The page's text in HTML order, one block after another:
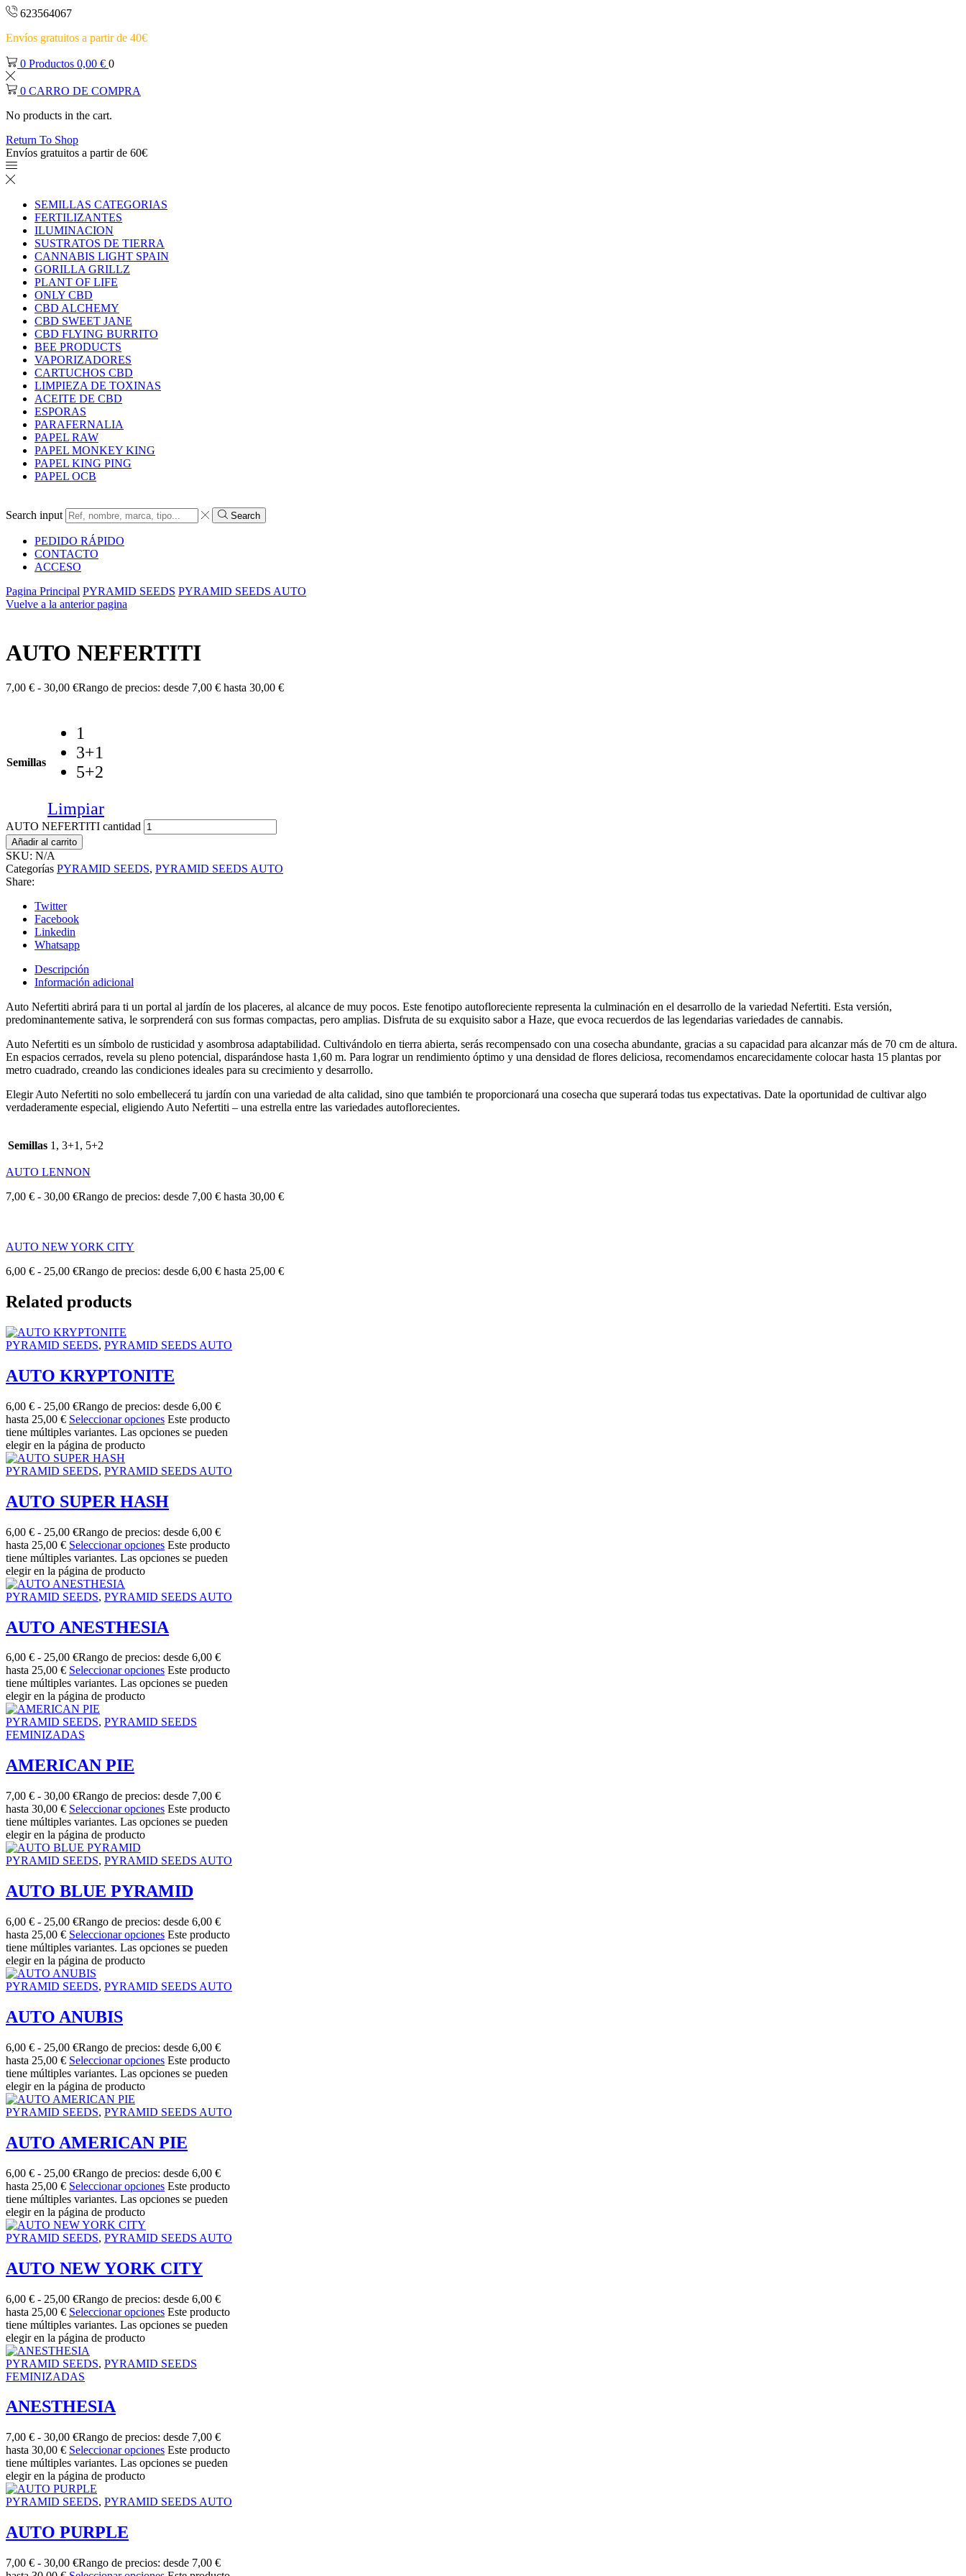
623564067
Envíos gratuitos a partir de 40€
0 Productos 0,00 € 0
0 CARRO DE COMPRA
No products in the cart.
Return To Shop
Envíos gratuitos a partir de 60€
SEMILLAS CATEGORIAS
FERTILIZANTES
ILUMINACION
SUSTRATOS DE TIERRA
CANNABIS LIGHT SPAIN
GORILLA GRILLZ
PLANT OF LIFE
ONLY CBD
CBD ALCHEMY
CBD SWEET JANE
CBD FLYING BURRITO
BEE PRODUCTS
VAPORIZADORES
CARTUCHOS CBD
LIMPIEZA DE TOXINAS
ACEITE DE CBD
ESPORAS
PARAFERNALIA
PAPEL RAW
PAPEL MONKEY KING
PAPEL KING PING
PAPEL OCB
Search input Search
PEDIDO RÁPIDO
CONTACTO
ACCESO
Pagina Principal PYRAMID SEEDS PYRAMID SEEDS AUTO
Vuelve a la anterior pagina
AUTO NEFERTITI
7,00 € - 30,00 €Rango de precios: desde 7,00 € hasta 30,00 €
Semillas
1
3+1
5+2
Limpiar
AUTO NEFERTITI cantidad
Añadir al carrito
SKU: N/A
Categorías PYRAMID SEEDS, PYRAMID SEEDS AUTO
Share:
Twitter
Facebook
Linkedin
Whatsapp
Descripción
Información adicional
Auto Nefertiti abrirá para ti un portal al jardín de los placeres, al alcance de muy pocos. Este fenotipo autofloreciente representa la culminación en el desarrollo de la variedad Nefertiti. Esta versión,
predominantemente sativa, le sorprenderá con sus formas compactas, pero amplias. Disfruta de su exquisito sabor a Haze, que evoca recuerdos de las legendarias variedades de cannabis.
Auto Nefertiti es un símbolo de rusticidad y asombrosa adaptabilidad. Cultivándolo en tierra abierta, serás recompensado con una cosecha abundante, gracias a su capacidad para alcanzar más de 70 cm de altura.
En espacios cerrados, revela su pleno potencial, disparándose hasta 1,60 m. Para lograr un rendimiento óptimo y una densidad de flores deliciosa, recomendamos encarecidamente colocar hasta 15 plantas por
metro cuadrado, creando las condiciones ideales para su crecimiento y desarrollo.
Elegir Auto Nefertiti no solo embellecerá tu jardín con una variedad de alta calidad, sino que también te proporcionará una cosecha que superará todas tus expectativas. Date la oportunidad de cultivar algo
verdaderamente especial, eligiendo Auto Nefertiti – una estrella entre las variedades autoflorecientes.
Semillas 1, 3+1, 5+2
AUTO LENNON
7,00 € - 30,00 €Rango de precios: desde 7,00 € hasta 30,00 €
AUTO NEW YORK CITY
6,00 € - 25,00 €Rango de precios: desde 6,00 € hasta 25,00 €
Related products
PYRAMID SEEDS, PYRAMID SEEDS AUTO
AUTO KRYPTONITE
6,00 € - 25,00 €Rango de precios: desde 6,00 €
hasta 25,00 € Seleccionar opciones Este producto
tiene múltiples variantes. Las opciones se pueden
elegir en la página de producto
PYRAMID SEEDS, PYRAMID SEEDS AUTO
AUTO SUPER HASH
6,00 € - 25,00 €Rango de precios: desde 6,00 €
hasta 25,00 € Seleccionar opciones Este producto
tiene múltiples variantes. Las opciones se pueden
elegir en la página de producto
PYRAMID SEEDS, PYRAMID SEEDS AUTO
AUTO ANESTHESIA
6,00 € - 25,00 €Rango de precios: desde 6,00 €
hasta 25,00 € Seleccionar opciones Este producto
tiene múltiples variantes. Las opciones se pueden
elegir en la página de producto
PYRAMID SEEDS, PYRAMID SEEDS
FEMINIZADAS
AMERICAN PIE
7,00 € - 30,00 €Rango de precios: desde 7,00 €
hasta 30,00 € Seleccionar opciones Este producto
tiene múltiples variantes. Las opciones se pueden
elegir en la página de producto
PYRAMID SEEDS, PYRAMID SEEDS AUTO
AUTO BLUE PYRAMID
6,00 € - 25,00 €Rango de precios: desde 6,00 €
hasta 25,00 € Seleccionar opciones Este producto
tiene múltiples variantes. Las opciones se pueden
elegir en la página de producto
PYRAMID SEEDS, PYRAMID SEEDS AUTO
AUTO ANUBIS
6,00 € - 25,00 €Rango de precios: desde 6,00 €
hasta 25,00 € Seleccionar opciones Este producto
tiene múltiples variantes. Las opciones se pueden
elegir en la página de producto
PYRAMID SEEDS, PYRAMID SEEDS AUTO
AUTO AMERICAN PIE
6,00 € - 25,00 €Rango de precios: desde 6,00 €
hasta 25,00 € Seleccionar opciones Este producto
tiene múltiples variantes. Las opciones se pueden
elegir en la página de producto
PYRAMID SEEDS, PYRAMID SEEDS AUTO
AUTO NEW YORK CITY
6,00 € - 25,00 €Rango de precios: desde 6,00 €
hasta 25,00 € Seleccionar opciones Este producto
tiene múltiples variantes. Las opciones se pueden
elegir en la página de producto
PYRAMID SEEDS, PYRAMID SEEDS
FEMINIZADAS
ANESTHESIA
7,00 € - 30,00 €Rango de precios: desde 7,00 €
hasta 30,00 € Seleccionar opciones Este producto
tiene múltiples variantes. Las opciones se pueden
elegir en la página de producto
PYRAMID SEEDS, PYRAMID SEEDS AUTO
AUTO PURPLE
7,00 € - 30,00 €Rango de precios: desde 7,00 €